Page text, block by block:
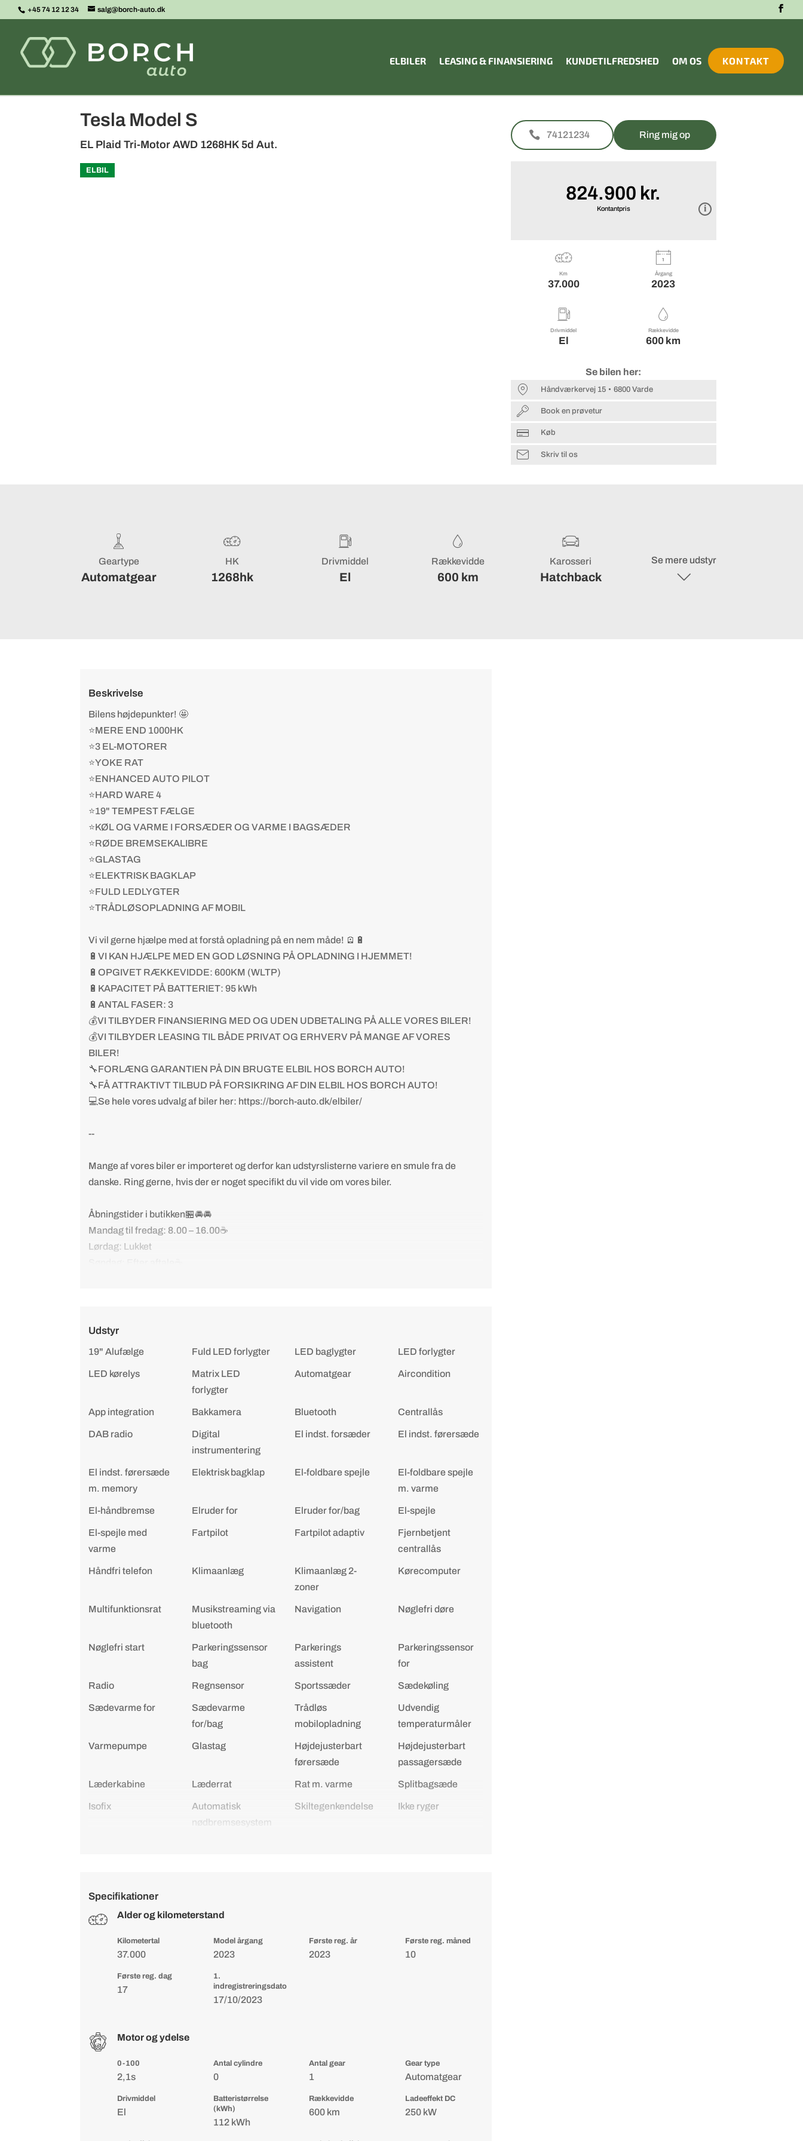
+45 74 12 12 34 salg@borch-auto.dk
ELBILER LEASING & FINANSIERING KUNDETILFREDSHED OM OS KONTAKT
Tesla Model S
EL Plaid Tri-Motor AWD 1268HK 5d Aut.
74121234 Ring mig op
ELBIL
824.900 kr.
Kontantpris
Km
37.000
Årgang
2023
Drivmiddel
El
Rækkevidde
600 km
Se bilen her:
Håndværkervej 15 6800 Varde
Book en prøvetur
Køb
Skriv til os
Geartype
Automatgear
HK
1268hk
Drivmiddel
El
Rækkevidde
600 km
Karosseri
Hatchback
Se mere udstyr
Beskrivelse
Bilens højdepunkter! 🤩
⭐MERE END 1000HK
⭐3 EL-MOTORER
⭐YOKE RAT
⭐ENHANCED AUTO PILOT
⭐HARD WARE 4
⭐19" TEMPEST FÆLGE
⭐KØL OG VARME I FORSÆDER OG VARME I BAGSÆDER
⭐RØDE BREMSEKALIBRE
⭐GLASTAG
⭐ELEKTRISK BAGKLAP
⭐FULD LEDLYGTER
⭐TRÅDLØSOPLADNING AF MOBIL
Vi vil gerne hjælpe med at forstå opladning på en nem måde! 🪫🔋
🔋VI KAN HJÆLPE MED EN GOD LØSNING PÅ OPLADNING I HJEMMET!
🔋OPGIVET RÆKKEVIDDE: 600KM (WLTP)
🔋KAPACITET PÅ BATTERIET: 95 kWh
🔋ANTAL FASER: 3
💰VI TILBYDER FINANSIERING MED OG UDEN UDBETALING PÅ ALLE VORES BILER!
💰VI TILBYDER LEASING TIL BÅDE PRIVAT OG ERHVERV PÅ MANGE AF VORES
BILER!
🔧FORLÆNG GARANTIEN PÅ DIN BRUGTE ELBIL HOS BORCH AUTO!
🔧FÅ ATTRAKTIVT TILBUD PÅ FORSIKRING AF DIN ELBIL HOS BORCH AUTO!
💻Se hele vores udvalg af biler her: https://borch-auto.dk/elbiler/
--
Mange af vores biler er importeret og derfor kan udstyrslisterne variere en smule fra de
danske. Ring gerne, hvis der er noget specifikt du vil vide om vores biler.
Åbningstider i butikken🏪🚘🚘
Mandag til fredag: 8.00 – 16.00☕
Lørdag: Lukket
Udstyr
19" Alufælge Fuld LED forlygter LED baglygter LED forlygter
LED kørelys
Matrix LED
forlygter
Automatgear Aircondition
App integration Bakkamera Bluetooth Centrallås
DAB radio
Digital
instrumentering
El indst. forsæder El indst. førersæde
El indst. førersæde
m. memory
Elektrisk bagklap El-foldbare spejle
El-foldbare spejle
m. varme
El-håndbremse Elruder for Elruder for/bag El-spejle
El-spejle med
varme
Fartpilot Fartpilot adaptiv
Fjernbetjent
centrallås
Håndfri telefon Klimaanlæg
Klimaanlæg 2-
zoner
Kørecomputer
Multifunktionsrat
Musikstreaming via
bluetooth
Navigation Nøglefri døre
Nøglefri start
Parkeringssensor
bag
Parkerings
assistent
Parkeringssensor
for
Radio Regnsensor Sportssæder Sædekøling
Sædevarme for
Sædevarme
for/bag
Trådløs
mobilopladning
Udvendig
temperaturmåler
Varmepumpe Glastag
Højdejusterbart
førersæde
Højdejusterbart
passagersæde
Læderkabine Læderrat Rat m. varme Splitbagsæde
Isofix
Automatisk
nødbremsesystem
Skiltegenkendelse Ikke ryger
Specifikationer
Alder og kilometerstand
Kilometertal
37.000
Model årgang
2023
Første reg. år
2023
Første reg. måned
10
Første reg. dag
17
1.
indregistreringsdato
17/10/2023
Motor og ydelse
0-100
2,1s
Antal cylindre
0
Antal gear
1
Gear type
Automatgear
Drivmiddel
El
Batteristørrelse
(kWh)
112 kWh
Rækkevidde
600 km
Ladeeffekt DC
250 kW